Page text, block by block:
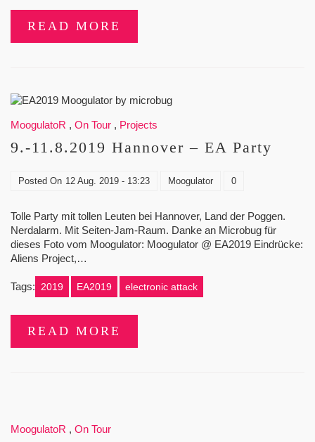
READ MORE
MoogulatoR , On Tour , Projects
9.-11.8.2019 Hannover – EA Party
Posted On 12 Aug. 2019 - 13:23 Moogulator 0
Tolle Party mit tollen Leuten bei Hannover, Land der Poggen.
Nerdalarm. Mit Seiten-Jam-Raum. Danke an Microbug für
dieses Foto vom Moogulator: Moogulator @ EA2019 Eindrücke:
Aliens Project,…
Tags: 2019 EA2019 electronic attack
READ MORE
MoogulatoR , On Tour